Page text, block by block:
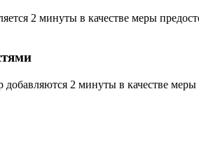
2 минуты в качестве меры
2 минуты в качестве меры